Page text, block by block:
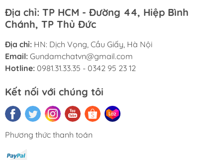
Địa chỉ: TP HCM - Đường 44, Hiệp Bình
Chánh, TP Thủ Đức
Địa chỉ: HN: Dịch Vọng, Cầu Giấy, Hà Nội
Email: Gundamchatvn@gmail.com
Hotline: 0981.31.33.35 - 0342 95 23 12
Kết nối với chúng tôi
Phương thức thanh toán